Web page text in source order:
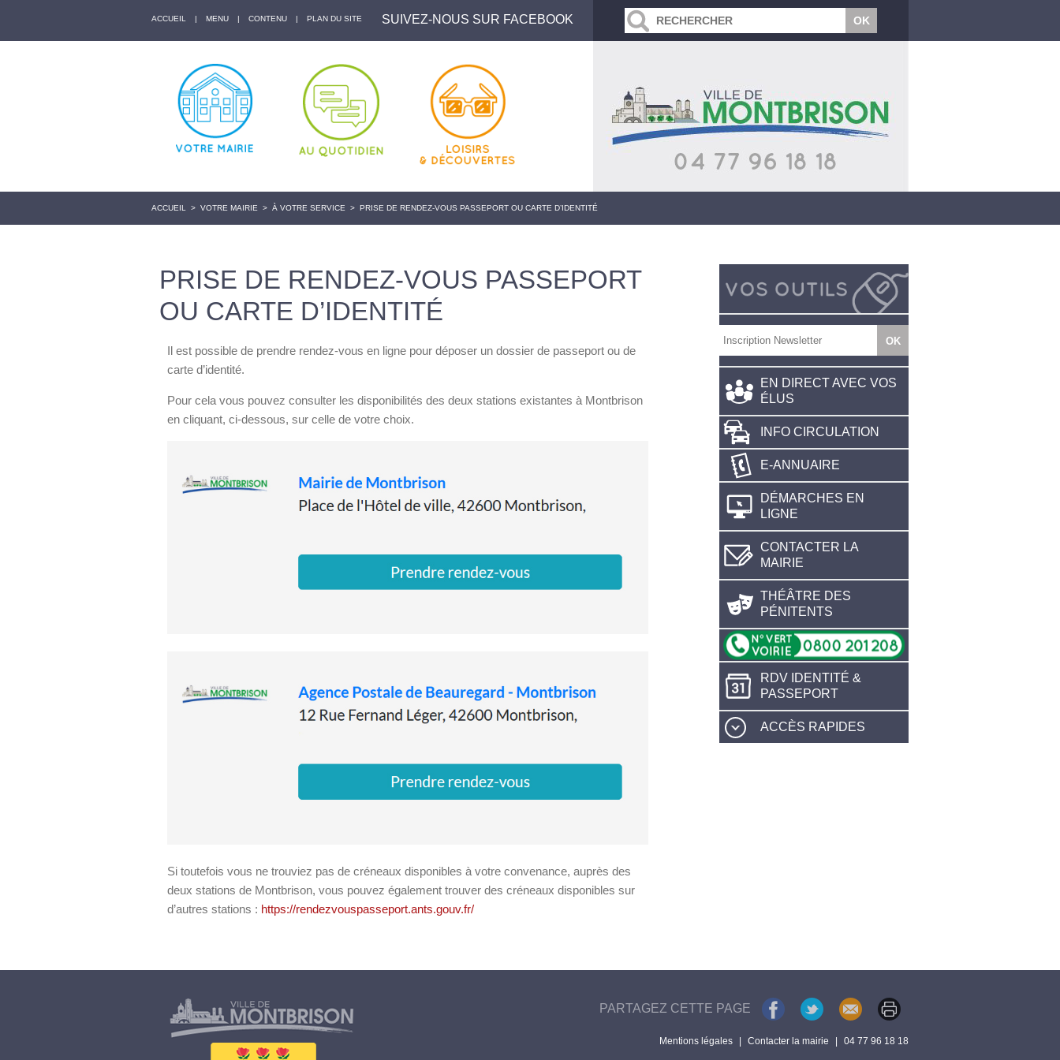
ACCUEIL | MENU | CONTENU | PLAN DU SITE SUIVEZ-NOUS SUR FACEBOOK
ACCUEIL > VOTRE MAIRIE > À VOTRE SERVICE > PRISE DE RENDEZ-VOUS PASSEPORT OU CARTE D’IDENTITÉ
PRISE DE RENDEZ-VOUS PASSEPORT
OU CARTE D’IDENTITÉ
Il est possible de prendre rendez-vous en ligne pour déposer un dossier de passeport ou de
carte d’identité.
Pour cela vous pouvez consulter les disponibilités des deux stations existantes à Montbrison
en cliquant, ci-dessous, sur celle de votre choix.
Si toutefois vous ne trouviez pas de créneaux disponibles à votre convenance, auprès des
deux stations de Montbrison, vous pouvez également trouver des créneaux disponibles sur
d’autres stations : https://rendezvouspasseport.ants.gouv.fr/
EN DIRECT AVEC VOS
ÉLUS
INFO CIRCULATION
E-ANNUAIRE
DÉMARCHES EN
LIGNE
CONTACTER LA
MAIRIE
THÉÂTRE DES
PÉNITENTS
RDV IDENTITÉ &
PASSEPORT
ACCÈS RAPIDES
PARTAGEZ CETTE PAGE
Mentions légales | Contacter la mairie | 04 77 96 18 18